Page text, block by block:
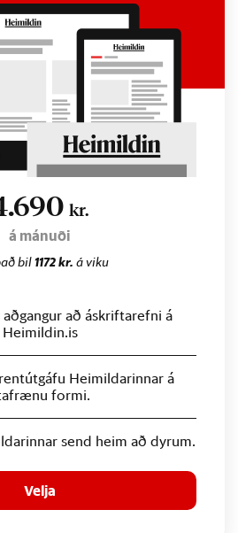
kr.
á mánuði
bil1172 kr. á viku
að áskriftarefni á
Heimildin.is
Heimildarinnar á
formi.
send heim að dyrum.
Velja